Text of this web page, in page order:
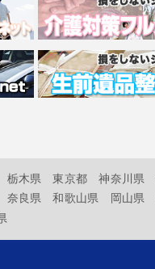
栃木県 東京都 神奈川県
奈良県 和歌山県 岡山県